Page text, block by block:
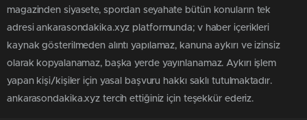
magazinden siyasete, spordan seyahate bütün konuların tek
adresi ankarasondakika.xyz platformunda; v haber içerikleri
kaynak gösterilmeden alıntı yapılamaz, kanuna aykırı ve izinsiz
olarak kopyalanamaz, başka yerde yayınlanamaz. Aykırı işlem
yapan kişi/kişiler için yasal başvuru hakkı saklı tutulmaktadır.
ankarasondakika.xyz tercih ettiğiniz için teşekkür ederiz.